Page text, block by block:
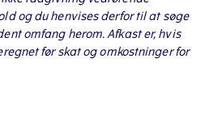
og du henvises derfor til at søge
omfang herom. Afkast er, hvis
før skat og omkostninger for